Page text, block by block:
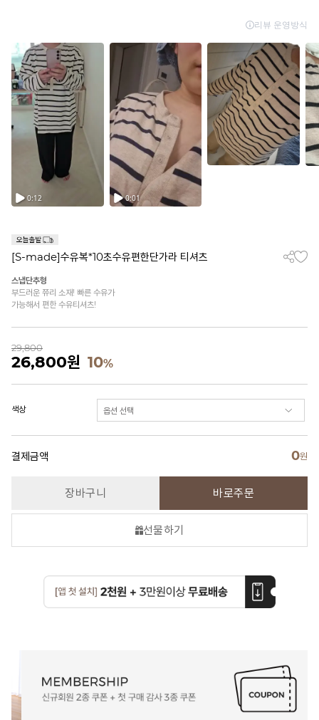
[S-made]수유복*10초수유편한단가라 티셔츠
스냅단추형
부드러운 쮸리 소재! 빠른 수유가
가능해서 편한 수유티셔츠!
29,800
26,800원 10%
색상
결제금액 0원
장바구니 바로주문
선물하기